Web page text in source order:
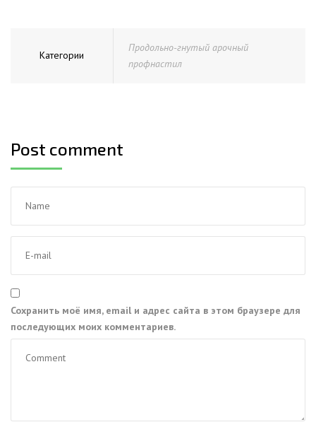
Категории
Продольно-гнутый арочный
профнастил
Post comment
Сохранить моё имя, email и адрес сайта в этом браузере для
последующих моих комментариев.